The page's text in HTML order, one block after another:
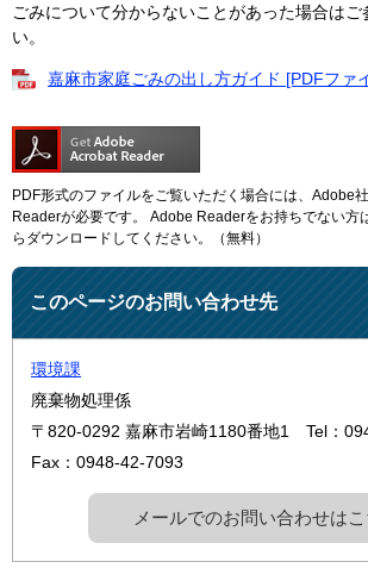
ごみについて分からないことがあった場合はご
い。
嘉麻市家庭ごみの出し方ガイド [PDFファ
PDF形式のファイルをご覧いただく場合には、Adobe
Readerが必要です。
Adobe Readerをお持ちでない方
らダウンロードしてください。（無料）
このページのお問い合わせ先
環境課
廃棄物処理係
〒820-0292 嘉麻市岩崎1180番地1
Tel：
Fax：0948-42-7093
メールでのお問い合わせはこ